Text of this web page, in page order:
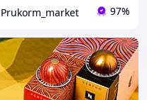
Prukorm_market 97%